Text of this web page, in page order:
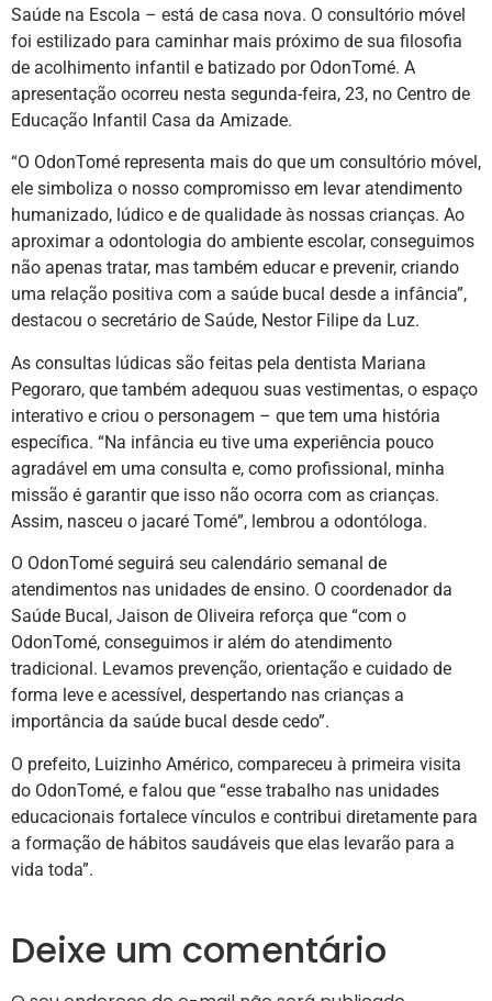
Saúde na Escola – está de casa nova. O consultório móvel
foi estilizado para caminhar mais próximo de sua filosofia
de acolhimento infantil e batizado por OdonTomé. A
apresentação ocorreu nesta segunda-feira, 23, no Centro de
Educação Infantil Casa da Amizade.
“O OdonTomé representa mais do que um consultório móvel,
ele simboliza o nosso compromisso em levar atendimento
humanizado, lúdico e de qualidade às nossas crianças. Ao
aproximar a odontologia do ambiente escolar, conseguimos
não apenas tratar, mas também educar e prevenir, criando
uma relação positiva com a saúde bucal desde a infância”,
destacou o secretário de Saúde, Nestor Filipe da Luz.
As consultas lúdicas são feitas pela dentista Mariana
Pegoraro, que também adequou suas vestimentas, o espaço
interativo e criou o personagem – que tem uma história
específica. “Na infância eu tive uma experiência pouco
agradável em uma consulta e, como profissional, minha
missão é garantir que isso não ocorra com as crianças.
Assim, nasceu o jacaré Tomé”, lembrou a odontóloga.
O OdonTomé seguirá seu calendário semanal de
atendimentos nas unidades de ensino. O coordenador da
Saúde Bucal, Jaison de Oliveira reforça que “com o
OdonTomé, conseguimos ir além do atendimento
tradicional. Levamos prevenção, orientação e cuidado de
forma leve e acessível, despertando nas crianças a
importância da saúde bucal desde cedo”.
O prefeito, Luizinho Américo, compareceu à primeira visita
do OdonTomé, e falou que “esse trabalho nas unidades
educacionais fortalece vínculos e contribui diretamente para
a formação de hábitos saudáveis que elas levarão para a
vida toda”.
Deixe um comentário